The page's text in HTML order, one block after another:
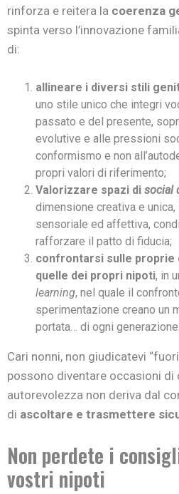
rinforza e reitera la coerenza
spinta verso l’innovazione
di:
allineare i diversi stili
uno stile unico che integri
passato e del presente,
evolutive e alle pressioni
conformismo e non
propri valori di riferimento;
Valorizzare spazi di social
dimensione creativa e
sensoriale ed affettiva,
rafforzare il patto di fiducia;
confrontarsi sulle proprie
quelle dei propri nipoti, in
learning, nel quale il
sperimentazione creano un
portata… di ogni generazione.
Cari nonni, non giudicatevi
possono diventare occasioni di
autorevolezza non deriva dal
di ascoltare e trasmettere
Non perdete i
vostri nipoti